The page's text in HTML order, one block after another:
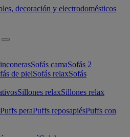
Sofás camaSofás 2
de pielSofás relaxSofás
Sillones relaxSillones relax
Puffs peraPuffs reposapiésPuffs con